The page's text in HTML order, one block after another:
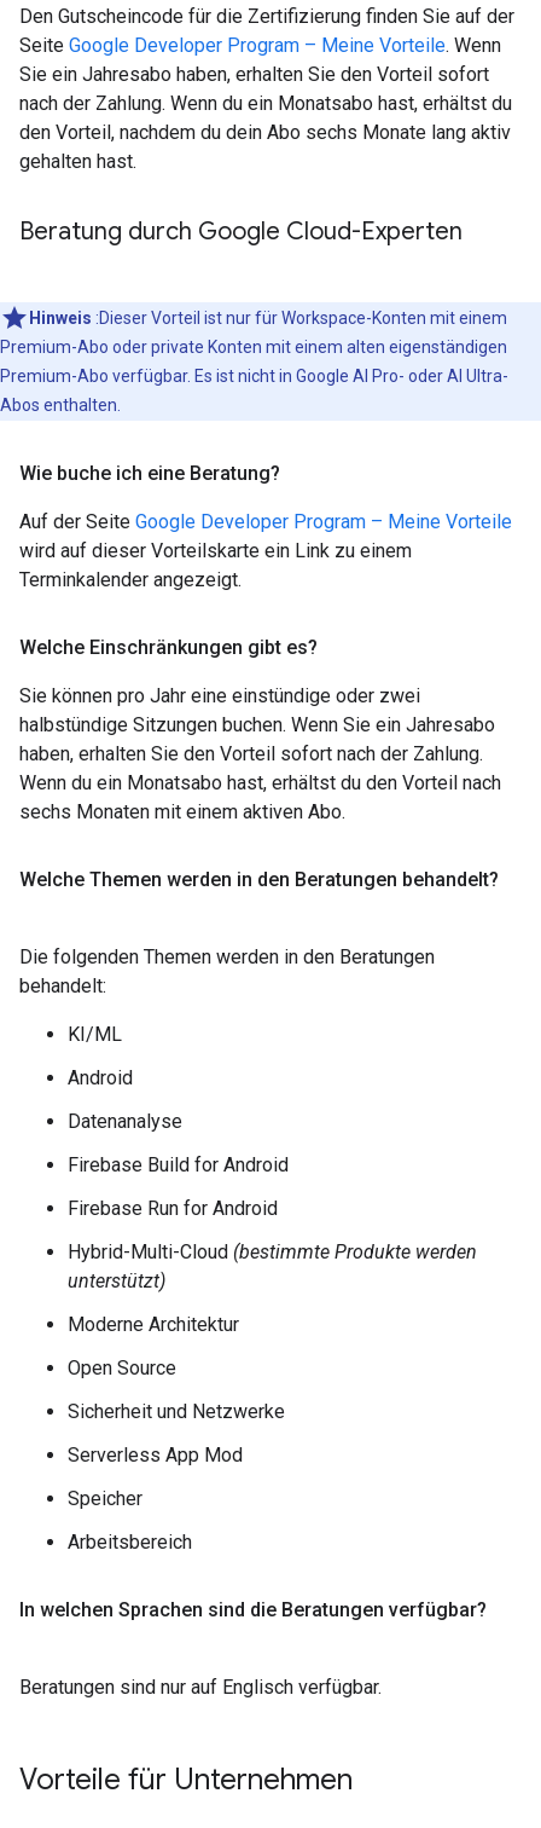
Den Gutscheincode für die Zertifizierung finden Sie auf der
Seite Google Developer Program – Meine Vorteile. Wenn
Sie ein Jahresabo haben, erhalten Sie den Vorteil sofort
nach der Zahlung. Wenn du ein Monatsabo hast, erhältst du
den Vorteil, nachdem du dein Abo sechs Monate lang aktiv
gehalten hast.
Beratung durch Google Cloud-Experten
Hinweis :Dieser Vorteil ist nur für Workspace-Konten mit einem
Premium-Abo oder private Konten mit einem alten eigenständigen
Premium-Abo verfügbar. Es ist nicht in Google AI Pro- oder AI Ultra-
Abos enthalten.
Wie buche ich eine Beratung?
Auf der Seite Google Developer Program – Meine Vorteile
wird auf dieser Vorteilskarte ein Link zu einem
Terminkalender angezeigt.
Welche Einschränkungen gibt es?
Sie können pro Jahr eine einstündige oder zwei
halbstündige Sitzungen buchen. Wenn Sie ein Jahresabo
haben, erhalten Sie den Vorteil sofort nach der Zahlung.
Wenn du ein Monatsabo hast, erhältst du den Vorteil nach
sechs Monaten mit einem aktiven Abo.
Welche Themen werden in den Beratungen behandelt?
Die folgenden Themen werden in den Beratungen
behandelt:
KI/ML
Android
Datenanalyse
Firebase Build for Android
Firebase Run for Android
Hybrid-Multi-Cloud (bestimmte Produkte werden
unterstützt)
Moderne Architektur
Open Source
Sicherheit und Netzwerke
Serverless App Mod
Speicher
Arbeitsbereich
In welchen Sprachen sind die Beratungen verfügbar?
Beratungen sind nur auf Englisch verfügbar.
Vorteile für Unternehmen